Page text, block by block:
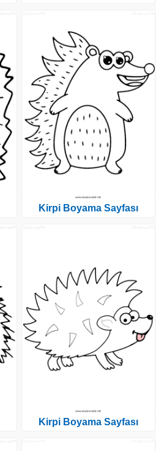
Kirpi Boyama Sayfası
Kirpi Boyama Sayfası